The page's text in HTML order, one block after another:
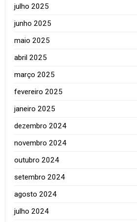
julho 2025
junho 2025
maio 2025
abril 2025
março 2025
fevereiro 2025
janeiro 2025
dezembro 2024
novembro 2024
outubro 2024
setembro 2024
agosto 2024
julho 2024